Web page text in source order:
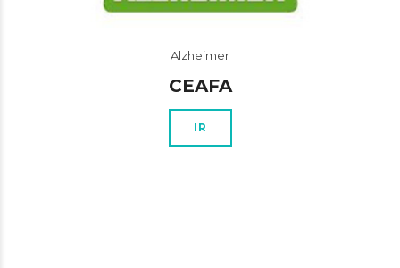
Alzheimer
CEAFA
IR